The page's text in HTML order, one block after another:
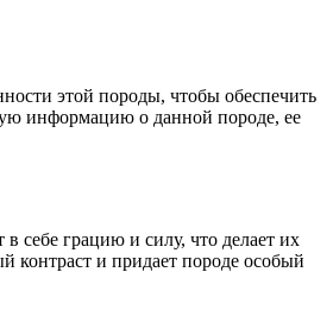
этой породы, чтобы обеспечить
информацию о данной породе, ее
себе грацию и силу, что делает их
контраст и придает породе особый